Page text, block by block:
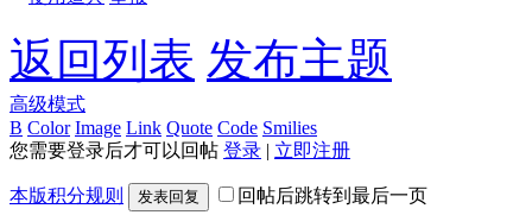
返回列表 发布主题
高级模式
B Color Image Link Quote Code Smilies
您需要登录后才可以回帖 登录 | 立即注册
本版积分规则 发表回复 回帖后跳转到最后一页